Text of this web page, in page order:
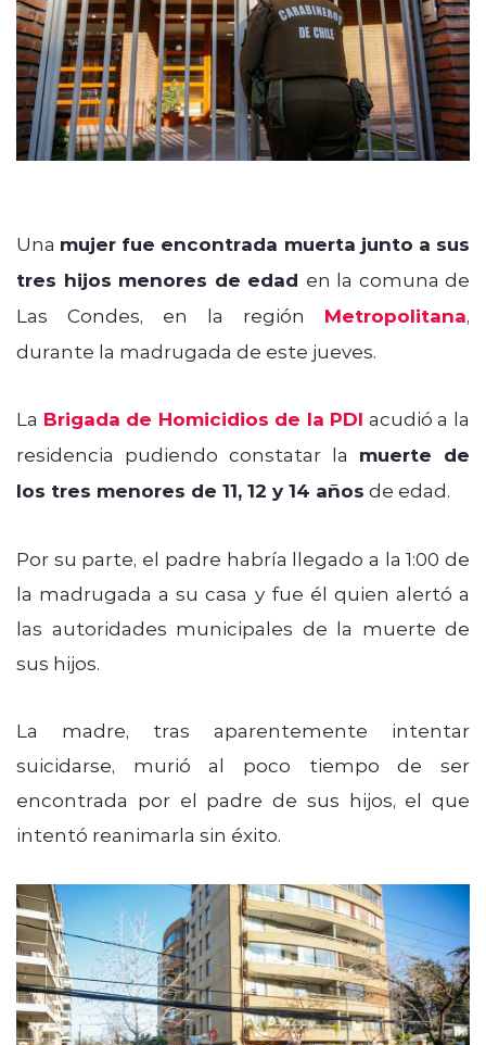
Una mujer fue encontrada muerta junto a sus
tres hijos menores de edad en la comuna de
Las Condes, en la región Metropolitana,
durante la madrugada de este jueves.
La Brigada de Homicidios de la PDI acudió a la
residencia pudiendo constatar la muerte de
los tres menores de 11, 12 y 14 años de edad.
Por su parte, el padre habría llegado a la 1:00 de
la madrugada a su casa y fue él quien alertó a
las autoridades municipales de la muerte de
sus hijos.
La madre, tras aparentemente intentar
suicidarse, murió al poco tiempo de ser
encontrada por el padre de sus hijos, el que
intentó reanimarla sin éxito.